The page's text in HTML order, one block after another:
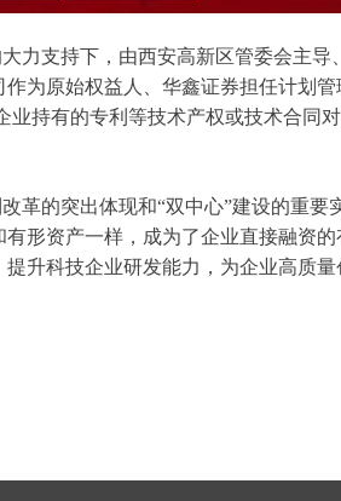
力支持下，由西安高新区管委会主导
为原始权益人、华鑫证券担任计划
持有的专利等技术产权或技术合同
革的突出体现和“双中心”建设的重要
形资产一样，成为了企业直接融资
升科技企业研发能力，为企业高质量